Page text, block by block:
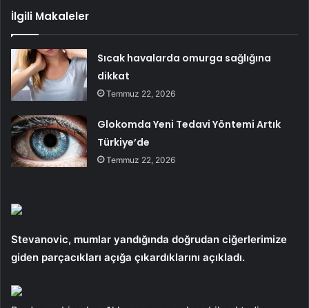
İlgili Makaleler
Sıcak havalarda omurga sağlığına
dikkat
Temmuz 22, 2026
Glokomda Yeni Tedavi Yöntemi Artık
Türkiye’de
Temmuz 22, 2026
Stevanovic, mumlar yandığında doğrudan ciğerlerimize
giden parçacıkları açığa çıkardıklarını açıkladı.